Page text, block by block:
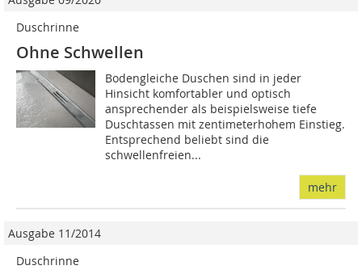
Duschrinne
Ohne Schwellen
Bodengleiche Duschen sind in jeder
Hinsicht komfortabler und optisch
ansprechender als beispielsweise tiefe
Duschtassen mit zentimeterhohem Einstieg.
Entsprechend beliebt sind die
schwellenfreien...
mehr
Ausgabe 11/2014
Duschrinne